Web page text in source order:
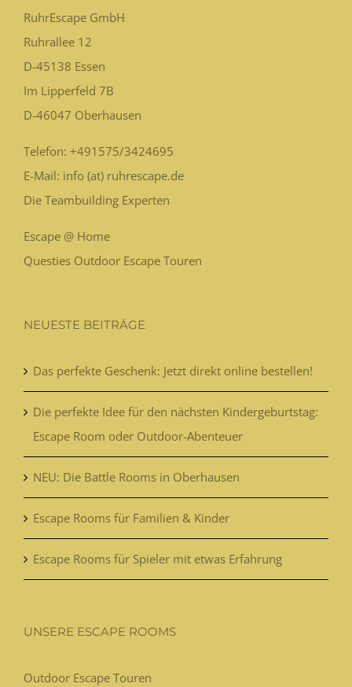
RuhrEscape GmbH
Ruhrallee 12
D-45138 Essen
Im Lipperfeld 7B
D-46047 Oberhausen
Telefon: +491575/3424695
E-Mail: info (at) ruhrescape.de
Die Teambuilding Experten
Escape @ Home
Questies Outdoor Escape Touren
NEUESTE BEITRÄGE
Das perfekte Geschenk: Jetzt direkt online bestellen!
Die perfekte Idee für den nächsten Kindergeburtstag:
Escape Room oder Outdoor-Abenteuer
NEU: Die Battle Rooms in Oberhausen
Escape Rooms für Familien & Kinder
Escape Rooms für Spieler mit etwas Erfahrung
UNSERE ESCAPE ROOMS
Outdoor Escape Touren